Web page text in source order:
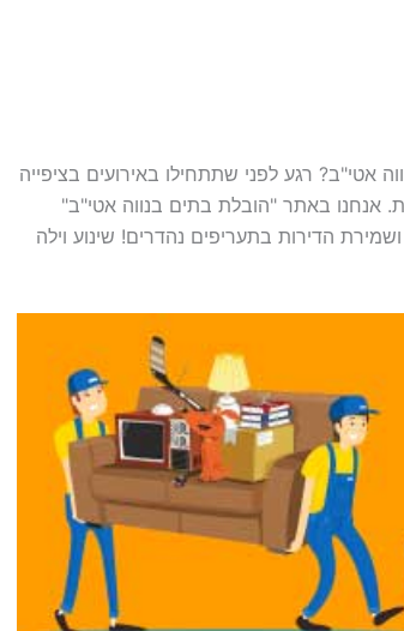
אטי"ב? רגע לפני שתתחילו באירועים בציפייה
אנחנו באתר "הובלת בתים בנווה אטי"ב"
הדירות בתעריפים נהדרים! שינוע וילה